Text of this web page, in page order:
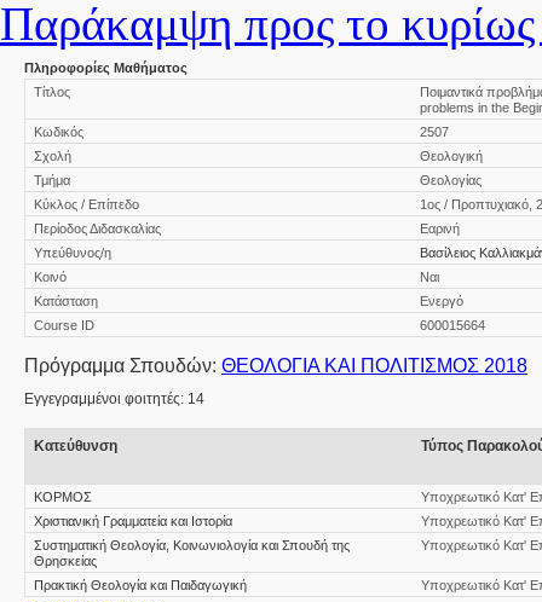
Παράκαμψη προς το κυρίως
Πληροφορίες Μαθήματος
Τίτλος
Ποιμαντικά
problems in the
Κωδικός
2507
Σχολή
Θεολογική
Τμήμα
Θεολογίας
Κύκλος / Επίπεδο
1ος / Προπτυχιακό,
Περίοδος Διδασκαλίας
Εαρινή
Υπεύθυνος/η
Βασίλειος
Κοινό
Ναι
Κατάσταση
Ενεργό
Course ID
600015664
Πρόγραμμα Σπουδών: ΘΕΟΛΟΓΙΑ ΚΑΙ ΠΟΛΙΤΙΣΜΟΣ 2018
Εγγεγραμμένοι φοιτητές: 14
Κατεύθυνση Τύπος
ΚΟΡΜΟΣ
Υποχρεωτικό Κατ'
Χριστιανική Γραμματεία και Ιστορία
Υποχρεωτικό Κατ'
Συστηματική Θεολογία, Κοινωνιολογία και Σπουδή της
Θρησκείας
Υποχρεωτικό Κατ'
Πρακτική Θεολογία και Παιδαγωγική Υποχρεωτικό Κατ'